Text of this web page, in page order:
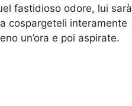
fastidioso odore, lui sarà
cospargeteli interamente
un’ora e poi aspirate.